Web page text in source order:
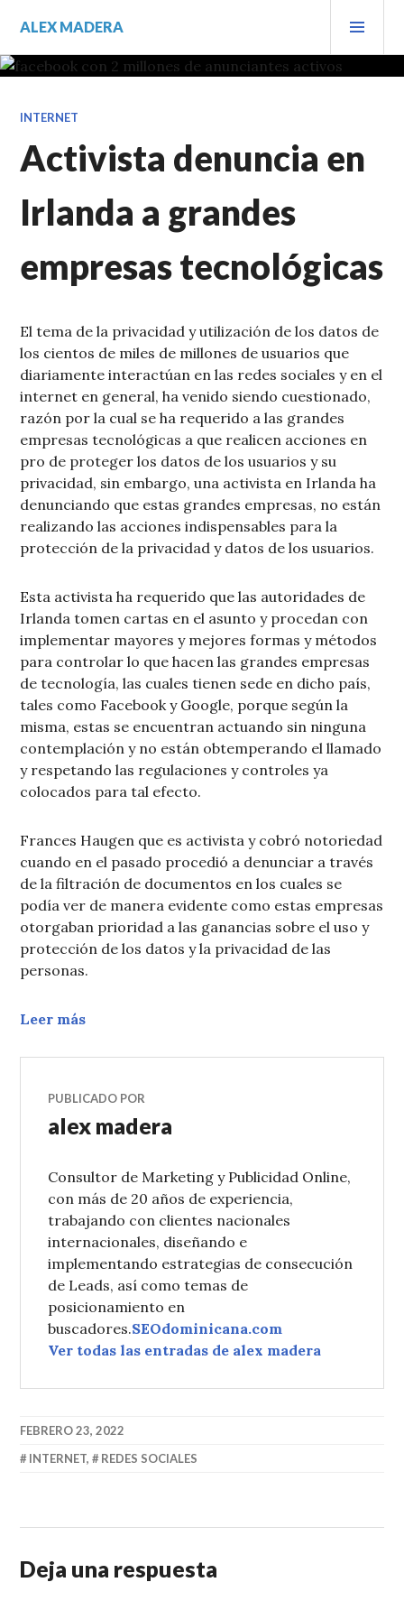
contenido.
ALEX MADERA
INTERNET
Activista denuncia en
Irlanda a grandes
empresas tecnológicas
El tema de la privacidad y utilización de los datos de
los cientos de miles de millones de usuarios que
diariamente interactúan en las redes sociales y en el
internet en general, ha venido siendo cuestionado,
razón por la cual se ha requerido a las grandes
empresas tecnológicas a que realicen acciones en
pro de proteger los datos de los usuarios y su
privacidad, sin embargo, una activista en Irlanda ha
denunciando que estas grandes empresas, no están
realizando las acciones indispensables para la
protección de la privacidad y datos de los usuarios.
Esta activista ha requerido que las autoridades de
Irlanda tomen cartas en el asunto y procedan con
implementar mayores y mejores formas y métodos
para controlar lo que hacen las grandes empresas
de tecnología, las cuales tienen sede en dicho país,
tales como Facebook y Google, porque según la
misma, estas se encuentran actuando sin ninguna
contemplación y no están obtemperando el llamado
y respetando las regulaciones y controles ya
colocados para tal efecto.
Frances Haugen que es activista y cobró notoriedad
cuando en el pasado procedió a denunciar a través
de la filtración de documentos en los cuales se
podía ver de manera evidente como estas empresas
otorgaban prioridad a las ganancias sobre el uso y
protección de los datos y la privacidad de las
personas.
Leer más
PUBLICADO POR
alex madera
Consultor de Marketing y Publicidad Online,
con más de 20 años de experiencia,
trabajando con clientes nacionales
internacionales, diseñando e
implementando estrategias de consecución
de Leads, así como temas de
posicionamiento en
buscadores.SEOdominicana.com
Ver todas las entradas de alex madera
FEBRERO 23, 2022
INTERNET, REDES SOCIALES
Deja una respuesta